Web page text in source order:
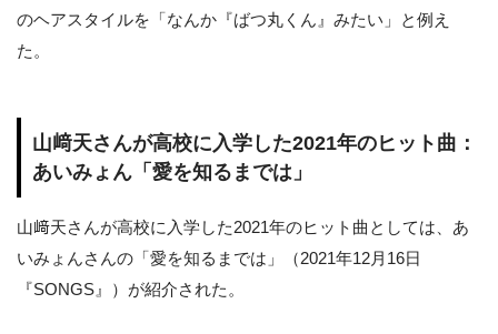
のヘアスタイルを「なんか『ばつ丸くん』みたい」と例え
た。
山﨑天さんが高校に入学した2021年のヒット曲：
あいみょん「愛を知るまでは」
山﨑天さんが高校に入学した2021年のヒット曲としては、あ
いみょんさんの「愛を知るまでは」（2021年12月16日
『SONGS』）が紹介された。